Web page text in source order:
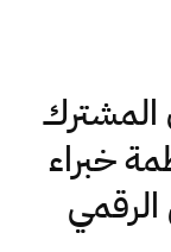
المشترك
خبراء